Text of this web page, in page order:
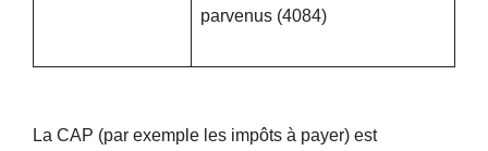
parvenus (4084)
La CAP (par exemple les impôts à payer) est